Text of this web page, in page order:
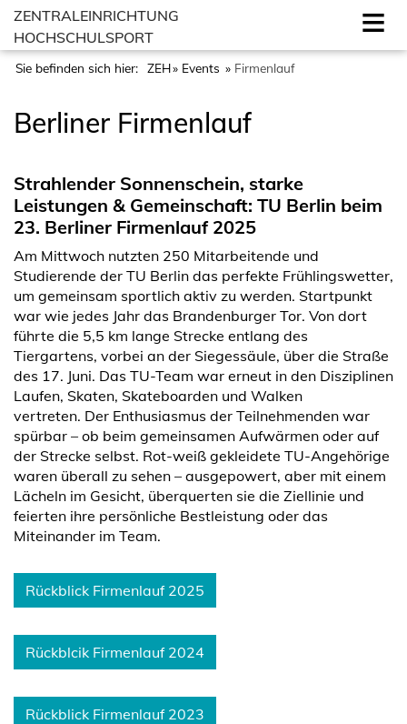
ZENTRALEINRICHTUNG
HOCHSCHULSPORT
Sie befinden sich hier: ZEH Events Firmenlauf
Berliner Firmenlauf
Strahlender Sonnenschein, starke
Leistungen & Gemeinschaft: TU Berlin beim
23. Berliner Firmenlauf 2025
Am Mittwoch nutzten 250 Mitarbeitende und
Studierende der TU Berlin das perfekte Frühlingswetter,
um gemeinsam sportlich aktiv zu werden. Startpunkt
war wie jedes Jahr das Brandenburger Tor. Von dort
führte die 5,5 km lange Strecke entlang des
Tiergartens, vorbei an der Siegessäule, über die Straße
des 17. Juni. Das TU-Team war erneut in den Disziplinen
Laufen, Skaten, Skateboarden und Walken
vertreten. Der Enthusiasmus der Teilnehmenden war
spürbar – ob beim gemeinsamen Aufwärmen oder auf
der Strecke selbst. Rot-weiß gekleidete TU-Angehörige
waren überall zu sehen – ausgepowert, aber mit einem
Lächeln im Gesicht, überquerten sie die Ziellinie und
feierten ihre persönliche Bestleistung oder das
Miteinander im Team.
Rückblick Firmenlauf 2025
Rückblcik Firmenlauf 2024
Rückblick Firmenlauf 2023